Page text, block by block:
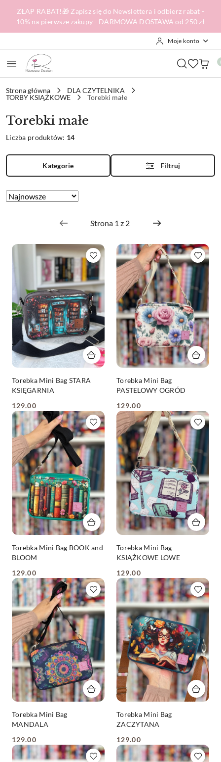
Przejdź do treści głównej
Przejdź do wyszukiwarki
Przejdź do moje konto
Przejdź do menu głównego
Przejdź do stopki
ZŁAP RABAT!🎁 Zapisz się do Newslettera i odbierz rabat -
10% na pierwsze zakupy - DARMOWA DOSTAWA od 250 zł
Moje konto
Strona główna
DLA CZYTELNIKA
TORBY KSIĄŻKOWE
Torebki małe
Torebki małe
Liczba produktów: 14
Kategorie Filtruj
Zastosowano
Sortuj
Torebka Mini Bag STARA
KSIĘGARNIA
Cena:
129.00
Torebka Mini Bag
PASTELOWY OGRÓD
Cena:
129.00
Torebka Mini Bag BOOK and
BLOOM
Cena:
129.00
Torebka Mini Bag
KSIĄŻKOWE LOWE
Cena:
129.00
Torebka Mini Bag
MANDALA
Cena:
129.00
Torebka Mini Bag
ZACZYTANA
Cena:
129.00